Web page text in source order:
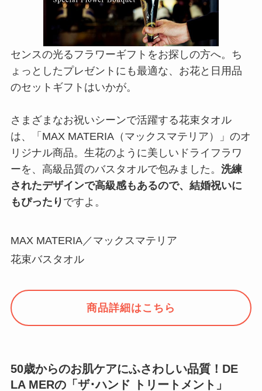
センスの光るフラワーギフトをお探しの方へ。ち
ょっとしたプレゼントにも最適な、お花と日用品
のセットギフトはいかが。
さまざまなお祝いシーンで活躍する花束タオル
は、「MAX MATERIA（マックスマテリア）」のオ
リジナル商品。生花のように美しいドライフラワ
ーを、高級品質のバスタオルで包みました。 洗練
されたデザインで高級感もあるので、結婚祝いに
もぴったり ですよ。
MAX MATERIA／マックスマテリア
花束バスタオル
商品詳細はこちら
50歳からのお肌ケアにふさわしい品質！DE
LA MERの「ザ･ハンド トリートメント」